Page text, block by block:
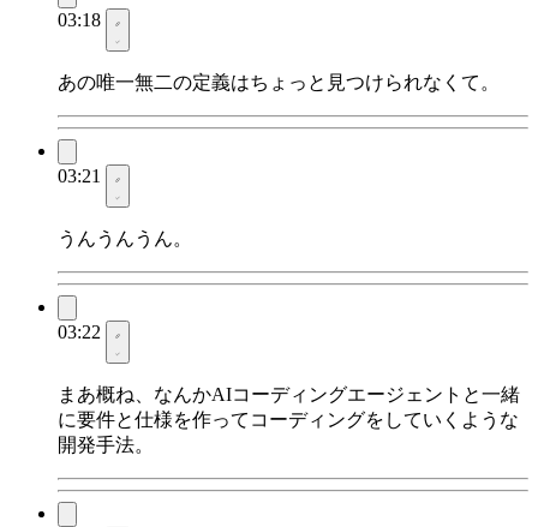
03:18
あの唯一無二の定義はちょっと見つけられなくて。
03:21
うんうんうん。
03:22
まあ概ね、なんかAIコーディングエージェントと一緒
に要件と仕様を作ってコーディングをしていくような
開発手法。